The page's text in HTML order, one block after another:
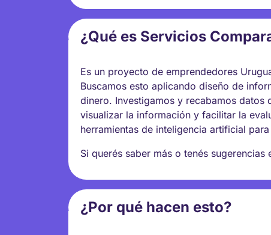
¿Qué es Servicios
Es un proyecto de emprendedores
Buscamos esto aplicando diseño de
dinero. Investigamos y recabamos
visualizar la información y facilitar la
herramientas de inteligencia artificial
Si querés saber más o tenés sugerencias
¿Por qué hacen esto?